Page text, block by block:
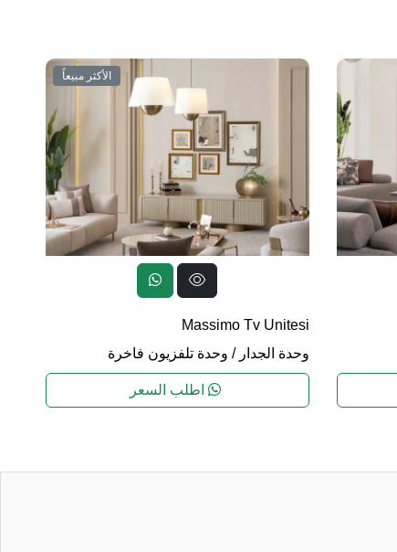
الأكثر مبيعاً
Massimo Tv Unitesi
وحدة الجدار / وحدة تلفزيون فاخرة
اطلب السعر